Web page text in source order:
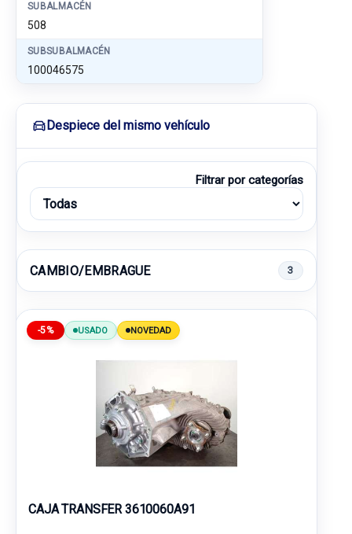
SUBALMACÉN
508
SUBSUBALMACÉN
100046575
Despiece del mismo vehículo
Filtrar por categorías
CAMBIO/EMBRAGUE 3
-5% USADO NOVEDAD
CAJA TRANSFER 3610060A91